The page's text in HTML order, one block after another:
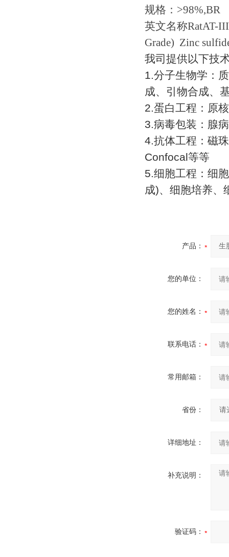
规格： >98%,BR
英文名称RatAT-
Grade) Zinc
我司提供以下技
1.分子生物学：
成、引物合成、
2.蛋白工程：原
3.病毒包装：腺
4.抗体工程：磁
Confocal等等
5.细胞工程：细
成)、细胞培养、
产品：
您的单位：
您的姓名：
联系电话：
常用邮箱：
省份：
详细地址：
补充说明：
验证码：